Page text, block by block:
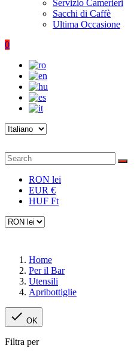
Servizio Camerieri
Sacchi di Caffè
Ultima Occasione
0
RON lei
EUR €
HUF Ft
Home
Per il Bar
Utensili
Apribottiglie
 OK
Filtra per